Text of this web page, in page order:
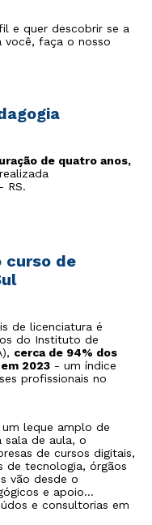
e quer descobrir se a
você, faça o nosso
de quatro anos,
RS.
curso de
de licenciatura é
do Instituto de
cerca de 94% dos
2023 - um índice
profissionais no
leque amplo de
sala de aula, o
de cursos digitais,
de tecnologia, órgãos
vão desde o
e apoio
e consultorias em